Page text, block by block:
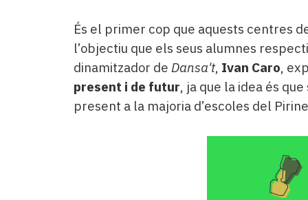
És el primer cop que aquests centres
l’objectiu que els seus alumnes
dinamitzador de Dansa't, Ivan Caro,
present i de futur, ja que la idea és
present a la majoria d’escoles del